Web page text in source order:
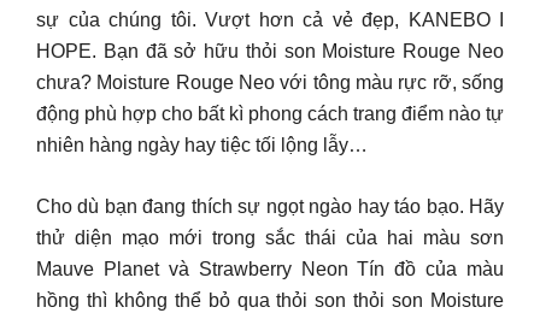
sự của chúng tôi. Vượt hơn cả vẻ đẹp, KANEBO I
HOPE. Bạn đã sở hữu thỏi son Moisture Rouge Neo
chưa? Moisture Rouge Neo với tông màu rực rỡ, sống
động phù hợp cho bất kì phong cách trang điểm nào tự
nhiên hàng ngày hay tiệc tối lộng lẫy…
Cho dù bạn đang thích sự ngọt ngào hay táo bạo. Hãy
thử diện mạo mới trong sắc thái của hai màu sơn
Mauve Planet và Strawberry Neon Tín đồ của màu
hồng thì không thể bỏ qua thỏi son thỏi son Moisture